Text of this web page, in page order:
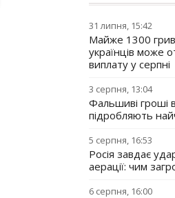
31 липня, 15:42
Майже 1300
українців може
виплату у серпні
3 серпня, 13:04
Фальшиві гроші в
підробляють
5 серпня, 16:53
Росія завдає
аерації: чим
6 серпня, 16:00